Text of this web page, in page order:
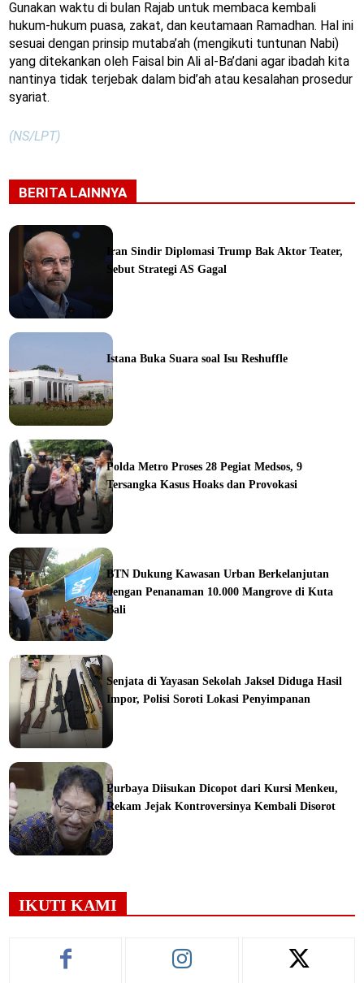
Gunakan waktu di bulan Rajab untuk membaca kembali
hukum-hukum puasa, zakat, dan keutamaan Ramadhan. Hal ini
sesuai dengan prinsip mutaba’ah (mengikuti tuntunan Nabi)
yang ditekankan oleh Faisal bin Ali al-Ba’dani agar ibadah kita
nantinya tidak terjebak dalam bid’ah atau kesalahan prosedur
syariat.
(NS/LPT)
BERITA LAINNYA
Iran Sindir Diplomasi Trump Bak Aktor Teater,
Sebut Strategi AS Gagal
Istana Buka Suara soal Isu Reshuffle
Polda Metro Proses 28 Pegiat Medsos, 9
Tersangka Kasus Hoaks dan Provokasi
BTN Dukung Kawasan Urban Berkelanjutan
dengan Penanaman 10.000 Mangrove di Kuta
Bali
Senjata di Yayasan Sekolah Jaksel Diduga Hasil
Impor, Polisi Soroti Lokasi Penyimpanan
Purbaya Diisukan Dicopot dari Kursi Menkeu,
Rekam Jejak Kontroversinya Kembali Disorot
IKUTI KAMI